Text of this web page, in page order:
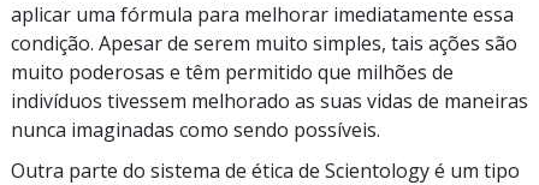
aplicar uma fórmula para melhorar imediatamente essa
condição. Apesar de serem muito simples, tais ações são
muito poderosas e têm permitido que milhões de
indivíduos tivessem melhorado as suas vidas de maneiras
nunca imaginadas como sendo possíveis.
Outra parte do sistema de ética de Scientology é um tipo